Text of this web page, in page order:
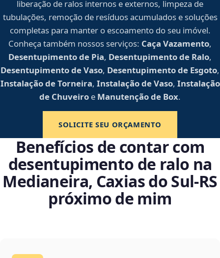
liberação de ralos internos e externos, limpeza de
tubulações, remoção de resíduos acumulados e soluções
completas para manter o escoamento do seu imóvel.
Conheça também nossos serviços: Caça Vazamento,
Desentupimento de Pia, Desentupimento de Ralo,
Desentupimento de Vaso, Desentupimento de Esgoto,
Instalação de Torneira, Instalação de Vaso, Instalação
de Chuveiro e Manutenção de Box.
SOLICITE SEU ORÇAMENTO
Benefícios de contar com
desentupimento de ralo na
Medianeira, Caxias do Sul‑RS
próximo de mim